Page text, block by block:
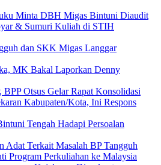
Minta DBH Migas Bintuni Diaudit
& Sumuri Kuliah di STIH
dan SKK Migas Langgar
MK Bakal Laporkan Denny
Otsus Gelar Rapat Konsolidasi
Kabupaten/Kota, Ini Respons
Tengah Hadapi Persoalan
Adat Terkait Masalah BP Tangguh
Program Perkuliahan ke Malaysia